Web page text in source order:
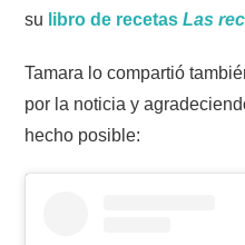
su libro de recetas Las
Tamara lo compartió
por la noticia y
hecho posible: